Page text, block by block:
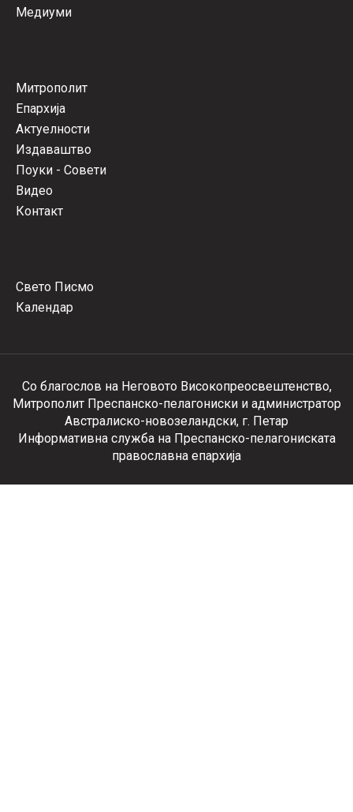
Медиуми
Митрополит
Епархија
Актуелности
Издаваштво
Поуки - Совети
Видео
Контакт
Свето Писмо
Календар
Со благослов на Неговото Високопреосвештенство,
Митрополит Преспанско-пелагониски и администратор
Австралиско-новозеландски, г. Петар
Информативна служба на Преспанско-пелагониската
православна епархија